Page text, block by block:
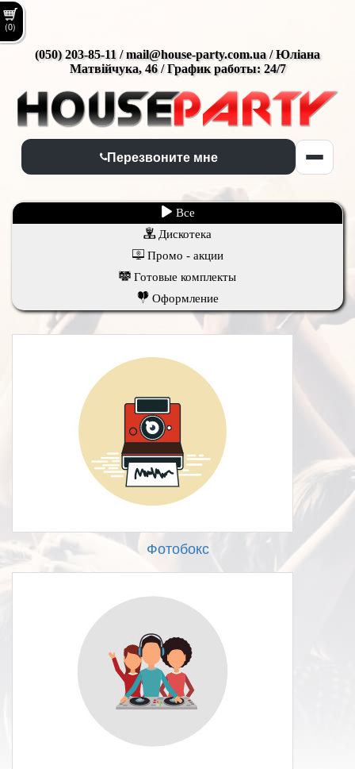
(0)
(050) 203-85-11 / mail@house-party.com.ua / Юліана
Матвійчука, 46 / График работы: 24/7
Перезвоните мне
Все
Дискотека
Промо - акции
Готовые комплекты
Оформление
Фотобокс